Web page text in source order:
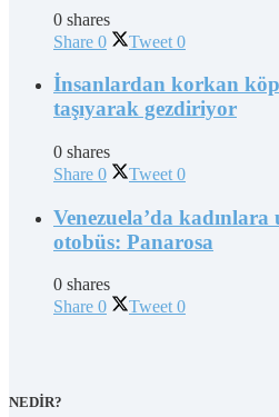
0 shares
Share 0 Tweet 0
İnsanlardan korkan
taşıyarak gezdiriyor
0 shares
Share 0 Tweet 0
Venezuela’da
otobüs: Panarosa
0 shares
Share 0 Tweet 0
NEDİR?